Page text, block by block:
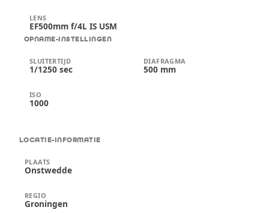
LENS
EF500mm f/4L IS USM
OPNAME-INSTELLINGEN
SLUITERTIJD
1/1250 sec
DIAFRAGMA
500 mm
ISO
1000
LOCATIE-INFORMATIE
PLAATS
Onstwedde
REGIO
Groningen